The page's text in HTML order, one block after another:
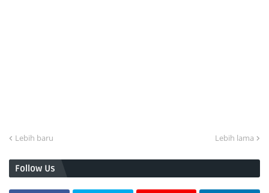
Lebih baru Lebih lama
Follow Us